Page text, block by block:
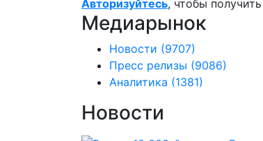
Авторизуйтесь, чтобы
Медиарынок
Новости (9707)
Пресс релизы (9086)
Аналитика (1381)
Новости